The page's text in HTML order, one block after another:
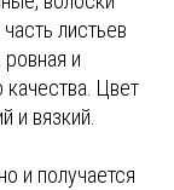
листьев
и
Цвет
и вязкий.
и получается